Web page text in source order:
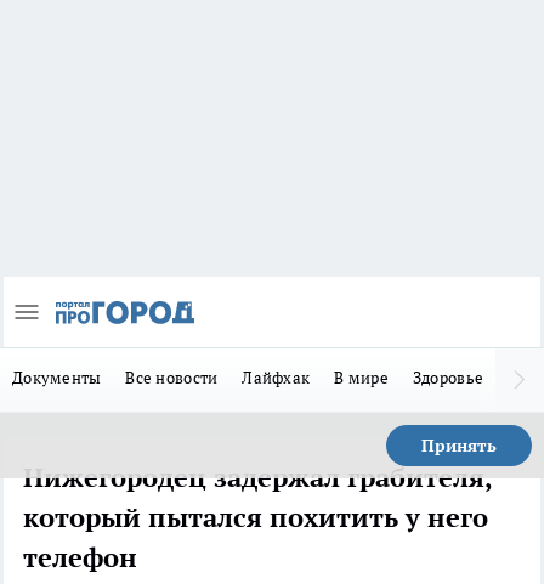
Документы Все новости Лайфхак В мире Здоровье
Принять
Нижегородец задержал грабителя,
который пытался похитить у него
телефон